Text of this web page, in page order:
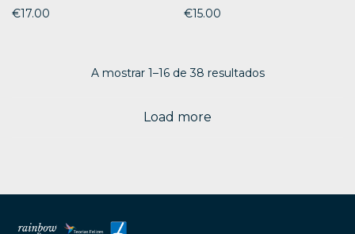
€17.00 €15.00
A mostrar 1–16 de 38 resultados
Load more